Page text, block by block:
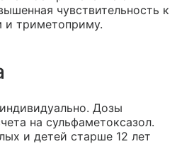
чувствительность к
и триметоприму.
Дозы
на сульфаметоксазол.
и детей старше 12 лет